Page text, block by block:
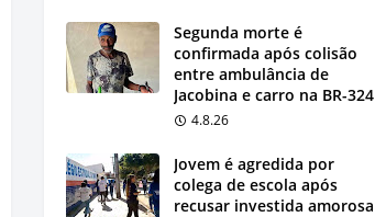
Segunda morte é
confirmada após colisão
entre ambulância de
Jacobina e carro na BR-324
4.8.26
Jovem é agredida por
colega de escola após
recusar investida amorosa